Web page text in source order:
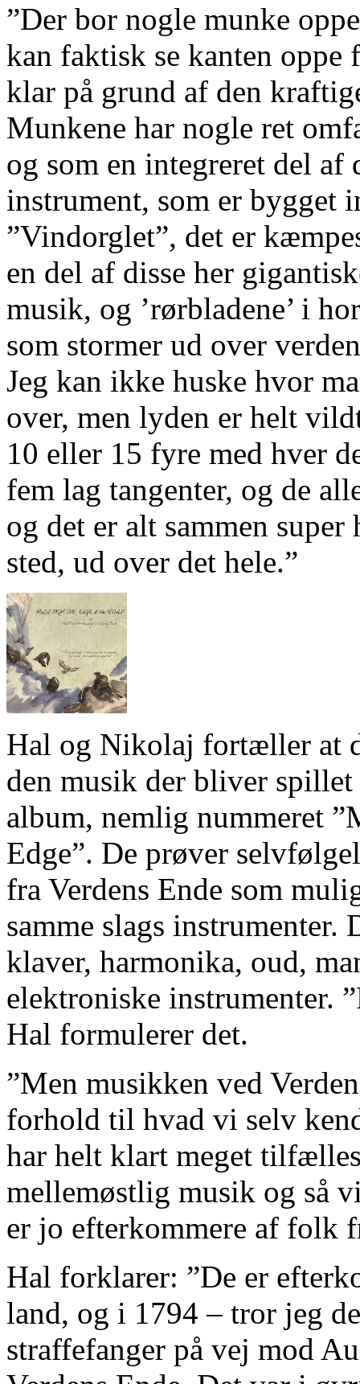
”Der bor nogle munke
kan faktisk se kanten
klar på grund af den
Munkene har nogle ret
og som en integreret del af
instrument, som er bygget
”Vindorglet”, det er
en del af disse her
musik, og ’rørbladene’ i
som stormer ud over
Jeg kan ikke huske hvor
over, men lyden er helt
10 eller 15 fyre med hver
fem lag tangenter, og de
og det er alt sammen
sted, ud over det hele.”
Hal og Nikolaj fortæller at
den musik der bliver
album, nemlig nummeret
Edge”. De prøver
fra Verdens Ende som
samme slags
klaver, harmonika, oud,
elektroniske instrumenter.
Hal formulerer det.
”Men musikken ved
forhold til hvad vi selv
har helt klart meget
mellemøstlig musik og så
er jo efterkommere af folk
Hal forklarer: ”De er
land, og i 1794 – tror jeg
straffefanger på vej mod